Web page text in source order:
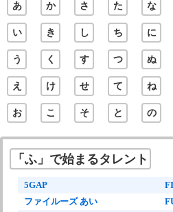
あ か さ た な
い き し ち に
う く す つ ぬ
え け せ て ね
お こ そ と の
「ふ」で始まるタレント
5GAP
ファイルーズ あい